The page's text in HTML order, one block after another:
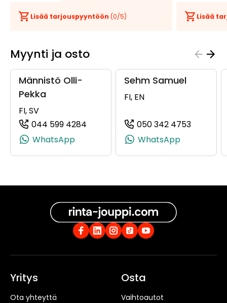
Lisää tarjouspyyntöön (0/5) Lisää
Myynti ja osto
Männistö Olli-
Pekka
FI, SV
044 599 4284
(+358445994284, 0445994284,
WhatsApp
Sehm Samuel
FI, EN
050 342 4753
WhatsApp
Yritys
Ota yhteyttä
Osta
Vaihtoautot